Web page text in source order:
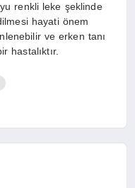
renkli leke şeklinde
hayati önem
ve erken tanı
hastalıktır.